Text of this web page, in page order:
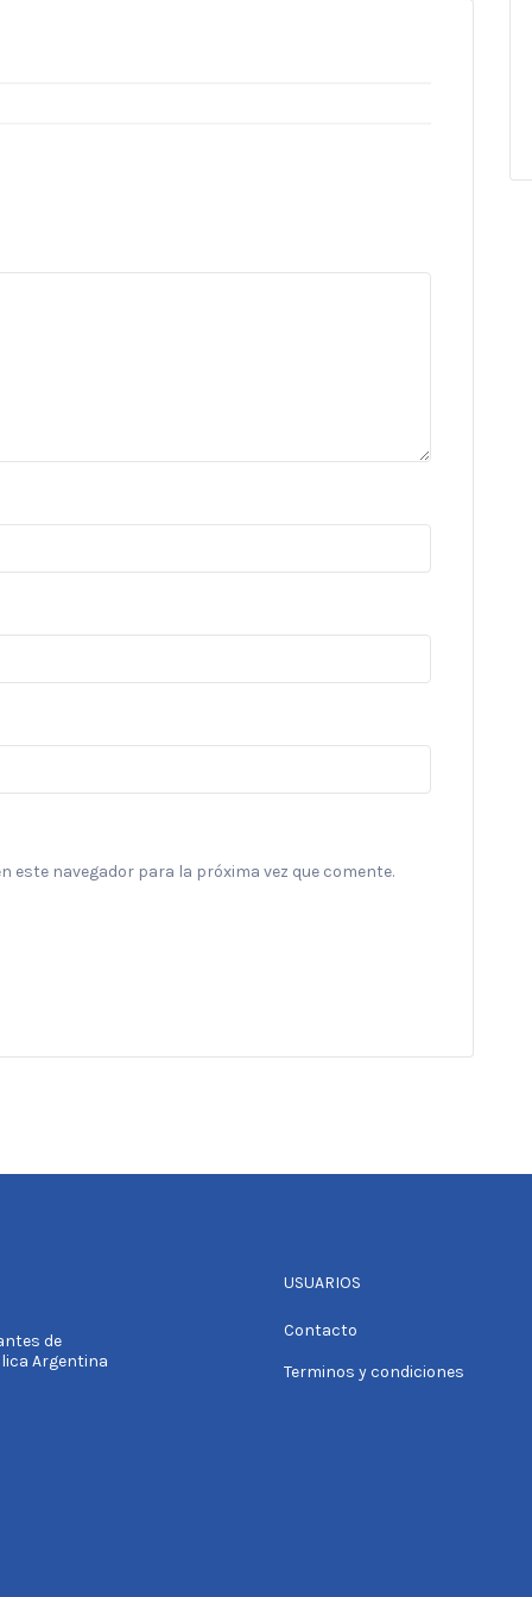
este navegador para la próxima vez que comente.
de
Argentina
USUARIOS
Contacto
Terminos y condiciones